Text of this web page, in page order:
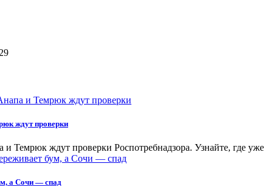
ждут проверки
Темрюк ждут проверки Роспотребнадзора. Узнайте, где
а Сочи — спад